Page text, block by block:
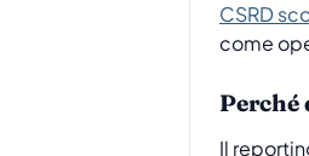
CSRD
come
Perché
Il